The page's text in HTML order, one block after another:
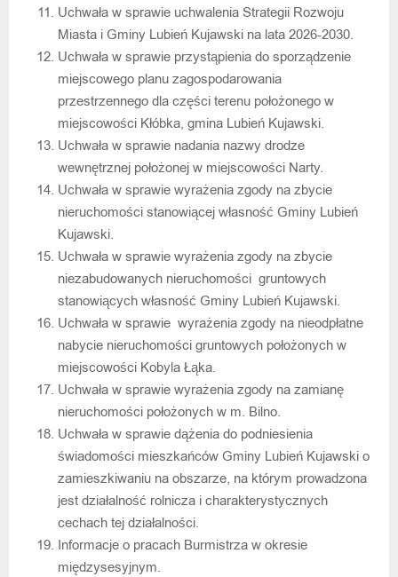
Uchwała w sprawie uchwalenia Strategii Rozwoju
Miasta i Gminy Lubień Kujawski na lata 2026-2030.
Uchwała w sprawie przystąpienia do sporządzenie
miejscowego planu zagospodarowania
przestrzennego dla części terenu położonego w
miejscowości Kłóbka, gmina Lubień Kujawski.
Uchwała w sprawie nadania nazwy drodze
wewnętrznej położonej w miejscowości Narty.
Uchwała w sprawie wyrażenia zgody na zbycie
nieruchomości stanowiącej własność Gminy Lubień
Kujawski.
Uchwała w sprawie wyrażenia zgody na zbycie
niezabudowanych nieruchomości gruntowych
stanowiących własność Gminy Lubień Kujawski.
Uchwała w sprawie wyrażenia zgody na nieodpłatne
nabycie nieruchomości gruntowych położonych w
miejscowości Kobyla Łąka.
Uchwała w sprawie wyrażenia zgody na zamianę
nieruchomości położonych w m. Bilno.
Uchwała w sprawie dążenia do podniesienia
świadomości mieszkańców Gminy Lubień Kujawski o
zamieszkiwaniu na obszarze, na którym prowadzona
jest działalność rolnicza i charakterystycznych
cechach tej działalności.
Informacje o pracach Burmistrza w okresie
międzysesyjnym.